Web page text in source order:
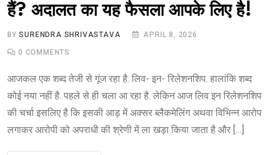
हैं? अदालत का यह फैसला आपके लिए है!
BYSURENDRA SHRIVASTAVA APRIL 8, 2026
0 COMMENTS
आजकल एक शब्द तेजी से गूंज रहा है. लिव- इन- रिलेशनशिप. हालांकि शब्द
कोई नया नहीं है. पहले से ही चला आ रहा है. लेकिन आज लिव इन रिलेशनशिप
की चर्चा इसलिए है कि इसकी आड़ में अक्सर ब्लैकमेलिंग अथवा विभिन्न आरोप
लगाकर आरोपी को अपराधी की श्रेणी में ला खड़ा किया जाता है और […]